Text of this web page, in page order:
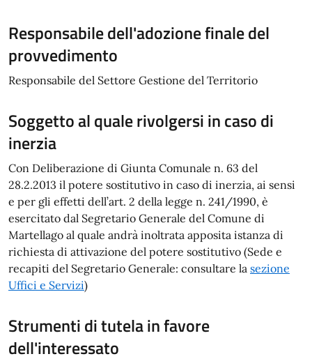
Responsabile dell'adozione finale del
provvedimento
Responsabile del Settore Gestione del Territorio
Soggetto al quale rivolgersi in caso di
inerzia
Con Deliberazione di Giunta Comunale n. 63 del
28.2.2013 il potere sostitutivo in caso di inerzia, ai sensi
e per gli effetti dell’art. 2 della legge n. 241/1990, è
esercitato dal Segretario Generale del Comune di
Martellago al quale andrà inoltrata apposita istanza di
richiesta di attivazione del potere sostitutivo (Sede e
recapiti del Segretario Generale: consultare la sezione
Uffici e Servizi)
Strumenti di tutela in favore
dell'interessato